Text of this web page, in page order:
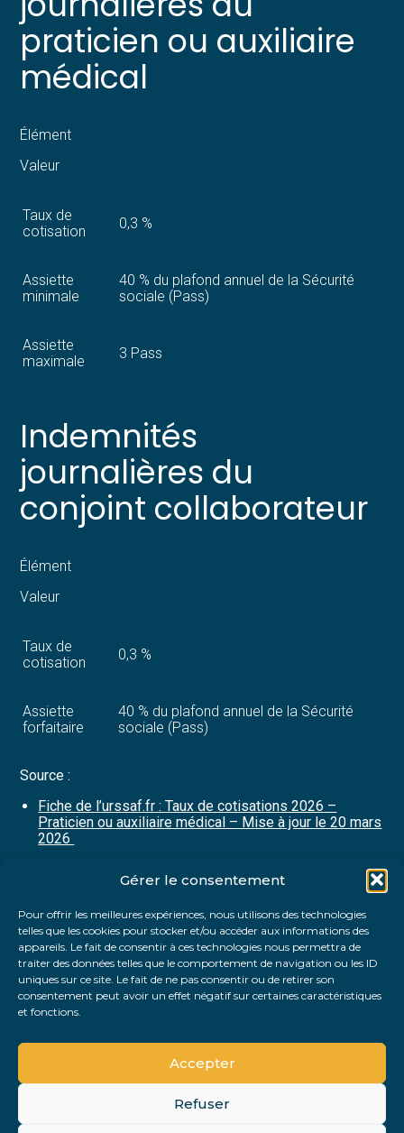
Gérer le consentement
Pour offrir les meilleures expériences, nous utilisons des technologies
telles que les cookies pour stocker et/ou accéder aux informations des
appareils. Le fait de consentir à ces technologies nous permettra de
traiter des données telles que le comportement de navigation ou les ID
uniques sur ce site. Le fait de ne pas consentir ou de retirer son
consentement peut avoir un effet négatif sur certaines caractéristiques
et fonctions.
Accepter
Refuser
praticien ou auxiliaire
médical
Élément
Valeur
Taux de
cotisation
0,3 %
Assiette
minimale
40 % du plafond annuel de la Sécurité
sociale (Pass)
Assiette
maximale
3 Pass
Indemnités
journalières du
conjoint collaborateur
Élément
Valeur
Taux de
cotisation
0,3 %
Assiette
forfaitaire
40 % du plafond annuel de la Sécurité
sociale (Pass)
Source :
Fiche de l’urssaf.fr : Taux de cotisations 2026 –
Praticien ou auxiliaire médical – Mise à jour le 20 mars
2026
FaceBook
TwitterLinkedIn